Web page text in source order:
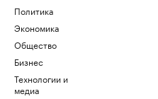
Политика
Экономика
Общество
Бизнес
Технологии и
медиа